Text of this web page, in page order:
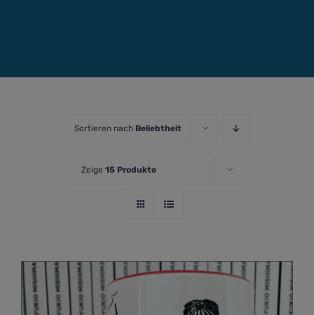
Sortieren nach Beliebtheit
Zeige 15 Produkte